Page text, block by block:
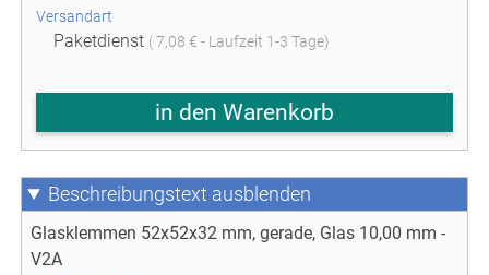
Versandart
Paketdienst ( 7,08 € - Laufzeit 1-3 Tage)
in den Warenkorb
Beschreibungstext
Glasklemmen 52x52x32 mm, gerade, Glas 10,00 mm -
V2A